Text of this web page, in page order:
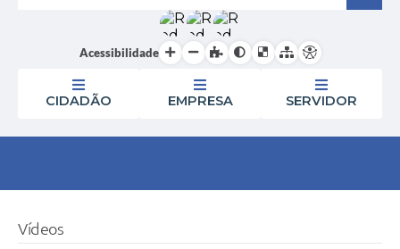
Acessibilidade
CIDADÃO EMPRESA SERVIDOR
Vídeos